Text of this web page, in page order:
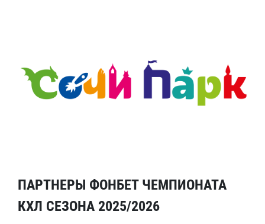
ПАРТНЕРЫ ФОНБЕТ ЧЕМПИОНАТА
КХЛ СЕЗОНА 2025/2026